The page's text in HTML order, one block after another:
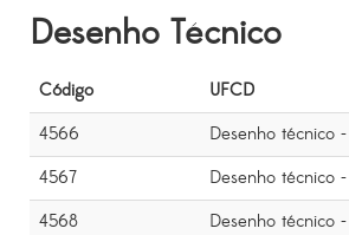
Desenho Técnico
Código UFCD
4566 Desenho técnico
4567 Desenho técnico
4568 Desenho técnico